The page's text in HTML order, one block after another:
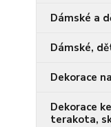
Dámské a
Dámské,
Dekorace
Dekorace
terakota,